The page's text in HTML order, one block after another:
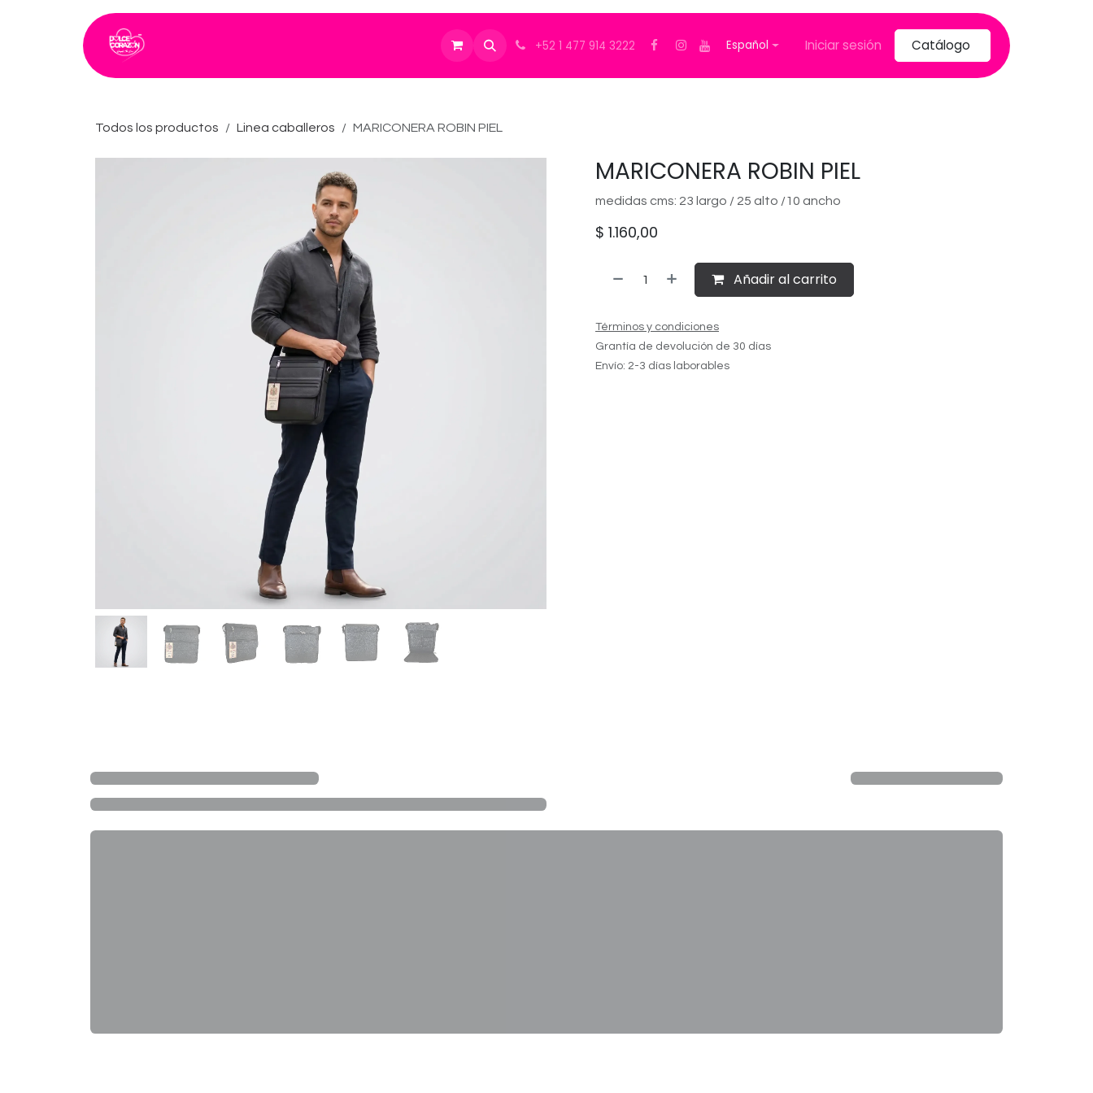
+52 1 477 914 3222 Español Iniciar sesión Catálogo
Todos los productos ​Linea caballeros MARICONERA ROBIN PIEL
MARICONERA ROBIN PIEL
medidas cms: 23 largo / 25 alto /10 ancho
$ 1.160,00
Añadir al carrito
Términos y condiciones
Grantía de devolución de 30 días
Envío: 2-3 días laborables